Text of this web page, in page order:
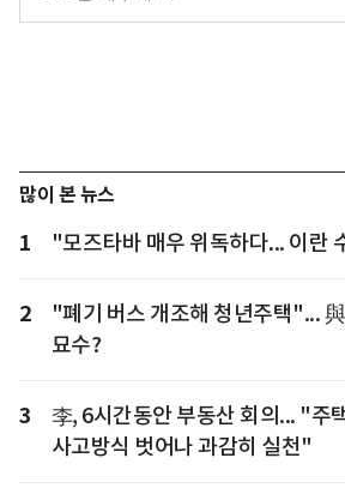
많이 본 뉴스
1 "모즈타바 매우 위독하다... 이란
2
"폐기 버스 개조해 청년주택"...
묘수?
3
李, 6시간동안 부동산 회의... "주
사고방식 벗어나 과감히 실천"